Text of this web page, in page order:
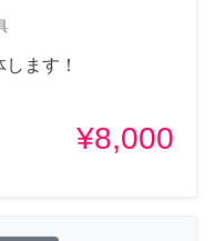
ます！
¥8,000